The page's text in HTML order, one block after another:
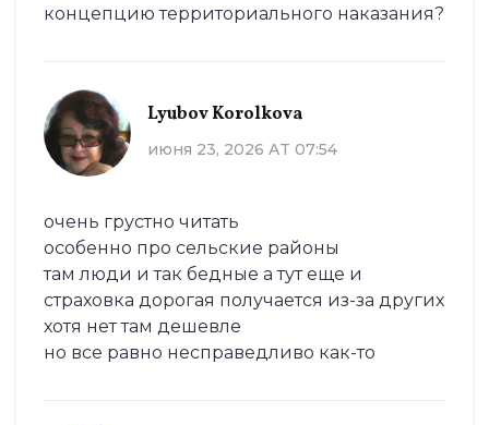
концепцию территориального наказания?
Lyubov Korolkova
июня 23, 2026 AT 07:54
очень грустно читать
особенно про сельские районы
там люди и так бедные а тут еще и
страховка дорогая получается из-за других
хотя нет там дешевле
но все равно несправедливо как-то